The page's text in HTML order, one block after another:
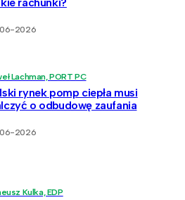
2026
Lachman, PORT PC
rynek pomp ciepła musi
o odbudowę zaufania
2026
Kulka, EDP